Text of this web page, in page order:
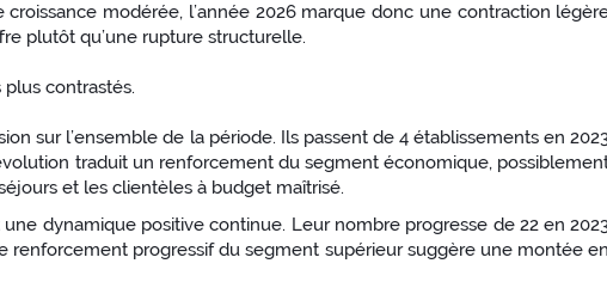
modérée, l’année 2026 marque donc une contraction
plutôt qu’une rupture structurelle.
contrastés.
sur l’ensemble de la période. Ils passent de 4 établissements en
traduit un renforcement du segment économique,
et les clientèles à budget maîtrisé.
dynamique positive continue. Leur nombre progresse de 22 en
renforcement progressif du segment supérieur suggère une montée en